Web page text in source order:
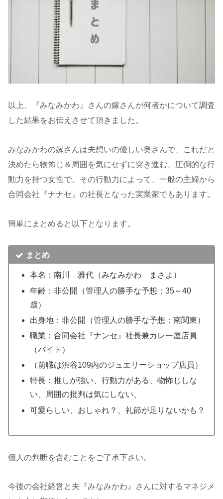
以上、『みなみかわ』さんの嫁さんが何者かについて調査
した結果をお伝えさせて頂きました。
みなみかわの嫁さんは夫想いの優しい奥さんで、これだと
決めたら物怖じ＆周囲を気にせずに突き進む、圧倒的な行
動力を持つ女性で、その行動力によって、一般の主婦から
合同会社『ナナセ』の社長となった実業家でもあります。
簡単にまとめると以下となります。
まとめ
本名：南川 雅代（みなみかわ まさよ）
年齢：非公開（管理人の勝手な予想：35～40
歳）
出身地：非公開（管理人の勝手な予想：南関東）
職業：合同会社『ナンセ』社長兼カレー屋店員
（バイト）
（前職は渋谷109内のジュエリーショップ店員）
特長：推しが強い、行動力がある、物怖じしな
い、周囲の批判は気にしない、
可愛らしい、おしゃれ？、礼節が足りないかも？
個人の判断を含むことをご了承下さい。
今後の会社経営と夫『みなみかわ』さんに対するマネジメ